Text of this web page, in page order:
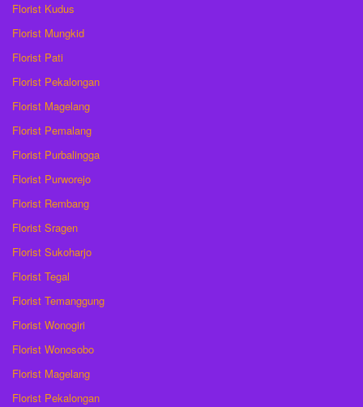
Florist Kudus
Florist Mungkid
Florist Pati
Florist Pekalongan
Florist Magelang
Florist Pemalang
Florist Purbalingga
Florist Purworejo
Florist Rembang
Florist Sragen
Florist Sukoharjo
Florist Tegal
Florist Temanggung
Florist Wonogiri
Florist Wonosobo
Florist Magelang
Florist Pekalongan